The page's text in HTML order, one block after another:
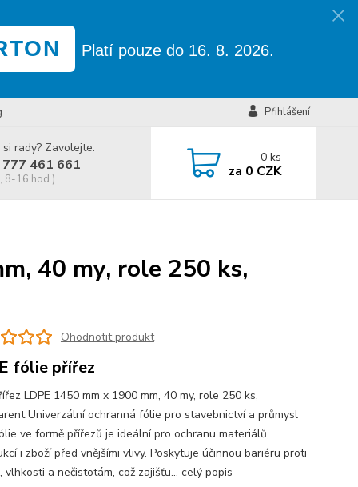
Platí pouze do 16. 8. 2026.
Přihlášení
rady? Zavolejte.
461 661
8-16 hod.)
0 ks
za 0 CZK
40 my, role 250 ks,
Ohodnotit produkt
fólie přířez
LDPE 1450 mm x 1900 mm, 40 my, role 250 ks,
Univerzální ochranná fólie pro stavebnictví a průmysl
ve formě přířezů je ideální pro ochranu materiálů,
i zboží před vnějšími vlivy. Poskytuje účinnou bariéru proti
vlhkosti a nečistotám, což zajišťu... celý popis